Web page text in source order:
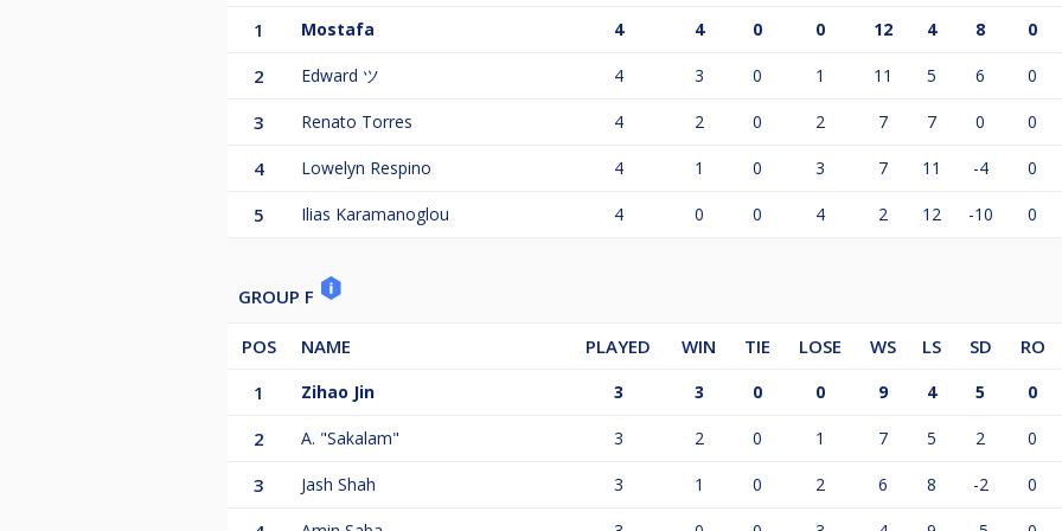
1 Mostafa 4 4 0 0 12 4 8 0
2 Edward ツ 4 3 0 1 11 5 6 0
3 Renato Torres 4 2 0 2 7 7 0 0
4 Lowelyn Respino 4 1 0 3 7 11 -4 0
5 Ilias Karamanoglou 4 0 0 4 2 12 -10 0
GROUP F
POS NAME PLAYED WIN TIE LOSE WS LS SD
RO
1
Zihao Jin 3 3 0 0 9 4 5 0
2 A. "Sakalam" 3 2 0 1 7 5 2 0
3 Jash Shah 3 1 0 2 6 8 -2 0